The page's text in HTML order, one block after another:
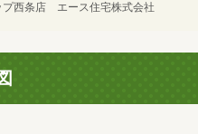
プ西条店 エース住宅株式会社